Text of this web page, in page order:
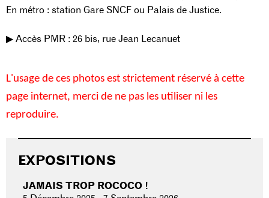
En métro : station Gare SNCF ou Palais de Justice.
▶︎ Accès PMR : 26 bis, rue Jean Lecanuet
L'usage de ces photos est strictement réservé à cette
page internet, merci de ne pas les utiliser ni les
reproduire.
EXPOSITIONS
JAMAIS TROP ROCOCO !